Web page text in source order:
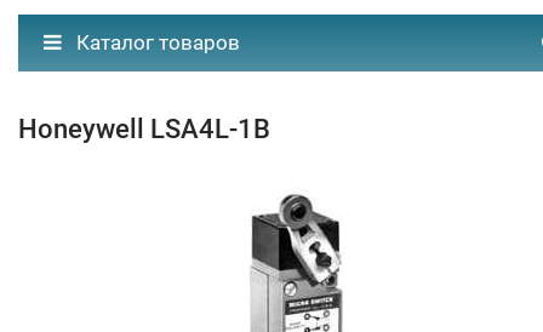
Каталог товаров
Honeywell LSA4L-1B